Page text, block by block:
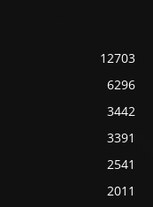
12703
6296
3442
3391
2541
2011